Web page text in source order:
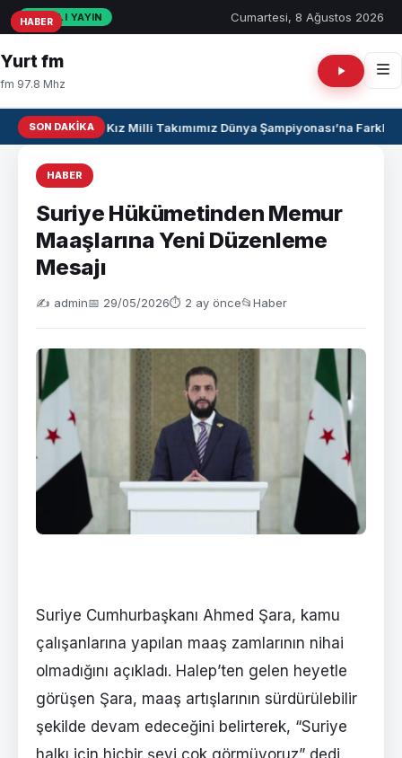
CANLI YAYIN Cumartesi, 8 Ağustos 2026
Yurt fm
fm 97.8 Mhz
SON DAKIKAU17 Kız Milli Takımımız Dünya Şampiyonası’na Farklı
HABER
Suriye Hükümetinden Memur
Maaşlarına Yeni Düzenleme
Mesajı
✍️ admin📅 29/05/2026⏱ 2 ay önce📂Haber
Suriye Cumhurbaşkanı Ahmed Şara, kamu
çalışanlarına yapılan maaş zamlarının nihai
olmadığını açıkladı. Halep’ten gelen heyetle
görüşen Şara, maaş artışlarının sürdürülebilir
şekilde devam edeceğini belirterek, “Suriye
halkı için hiçbir şeyi çok görmüyoruz” dedi.
HABER
HABER
HABER